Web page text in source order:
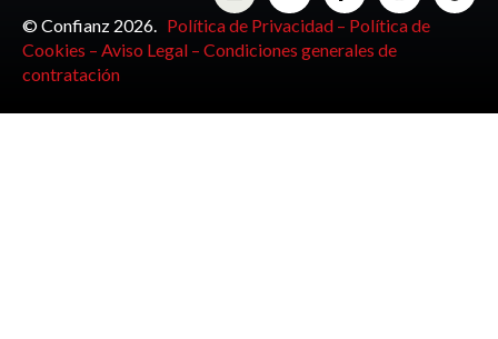
© Confianz 2026. Política de Privacidad – Política de
Cookies – Aviso Legal – Condiciones generales de
contratación